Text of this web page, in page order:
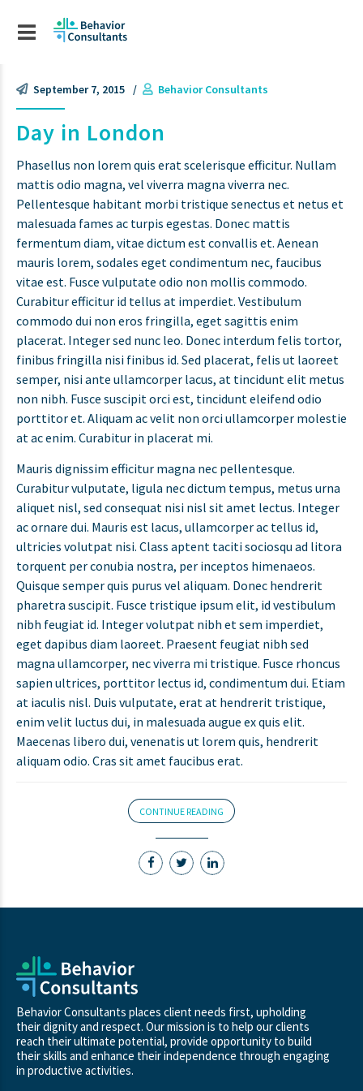
September 7, 2015 Behavior Consultants
Day in London
Phasellus non lorem quis erat scelerisque efficitur. Nullam
mattis odio magna, vel viverra magna viverra nec.
Pellentesque habitant morbi tristique senectus et netus et
malesuada fames ac turpis egestas. Donec mattis
fermentum diam, vitae dictum est convallis et. Aenean
mauris lorem, sodales eget condimentum nec, faucibus
vitae est. Fusce vulputate odio non mollis commodo.
Curabitur efficitur id tellus at imperdiet. Vestibulum
commodo dui non eros fringilla, eget sagittis enim
placerat. Integer sed nunc leo. Donec interdum felis tortor,
finibus fringilla nisi finibus id. Sed placerat, felis ut laoreet
semper, nisi ante ullamcorper lacus, at tincidunt elit metus
non nibh. Fusce suscipit orci est, tincidunt eleifend odio
porttitor et. Aliquam ac velit non orci ullamcorper molestie
at ac enim. Curabitur in placerat mi.
Mauris dignissim efficitur magna nec pellentesque.
Curabitur vulputate, ligula nec dictum tempus, metus urna
aliquet nisl, sed consequat nisi nisl sit amet lectus. Integer
ac ornare dui. Mauris est lacus, ullamcorper ac tellus id,
ultricies volutpat nisi. Class aptent taciti sociosqu ad litora
torquent per conubia nostra, per inceptos himenaeos.
Quisque semper quis purus vel aliquam. Donec hendrerit
pharetra suscipit. Fusce tristique ipsum elit, id vestibulum
nibh feugiat id. Integer volutpat nibh et sem imperdiet,
eget dapibus diam laoreet. Praesent feugiat nibh sed
magna ullamcorper, nec viverra mi tristique. Fusce rhoncus
sapien ultrices, porttitor lectus id, condimentum dui. Etiam
at iaculis nisl. Duis vulputate, erat at hendrerit tristique,
enim velit luctus dui, in malesuada augue ex quis elit.
Maecenas libero dui, venenatis ut lorem quis, hendrerit
aliquam odio. Cras sit amet faucibus erat.
CONTINUE READING
Behavior Consultants places client needs first, upholding
their dignity and respect. Our mission is to help our clients
reach their ultimate potential, provide opportunity to build
their skills and enhance their independence through engaging
in productive activities.